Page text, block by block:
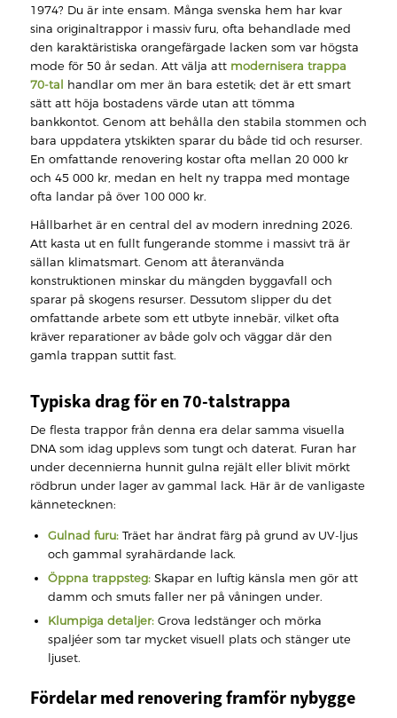
1974? Du är inte ensam. Många svenska hem har kvar
sina originaltrappor i massiv furu, ofta behandlade med
den karaktäristiska orangefärgade lacken som var högsta
mode för 50 år sedan. Att välja att modernisera trappa
70-tal handlar om mer än bara estetik; det är ett smart
sätt att höja bostadens värde utan att tömma
bankkontot. Genom att behålla den stabila stommen och
bara uppdatera ytskikten sparar du både tid och resurser.
En omfattande renovering kostar ofta mellan 20 000 kr
och 45 000 kr, medan en helt ny trappa med montage
ofta landar på över 100 000 kr.
Hållbarhet är en central del av modern inredning 2026.
Att kasta ut en fullt fungerande stomme i massivt trä är
sällan klimatsmart. Genom att återanvända
konstruktionen minskar du mängden byggavfall och
sparar på skogens resurser. Dessutom slipper du det
omfattande arbete som ett utbyte innebär, vilket ofta
kräver reparationer av både golv och väggar där den
gamla trappan suttit fast.
Typiska drag för en 70-talstrappa
De flesta trappor från denna era delar samma visuella
DNA som idag upplevs som tungt och daterat. Furan har
under decennierna hunnit gulna rejält eller blivit mörkt
rödbrun under lager av gammal lack. Här är de vanligaste
kännetecknen:
Gulnad furu:Träet har ändrat färg på grund av UV-ljus
och gammal syrahärdande lack.
Öppna trappsteg:Skapar en luftig känsla men gör att
damm och smuts faller ner på våningen under.
Klumpiga detaljer:Grova ledstänger och mörka
spaljéer som tar mycket visuell plats och stänger ute
ljuset.
Fördelar med renovering framför nybygge